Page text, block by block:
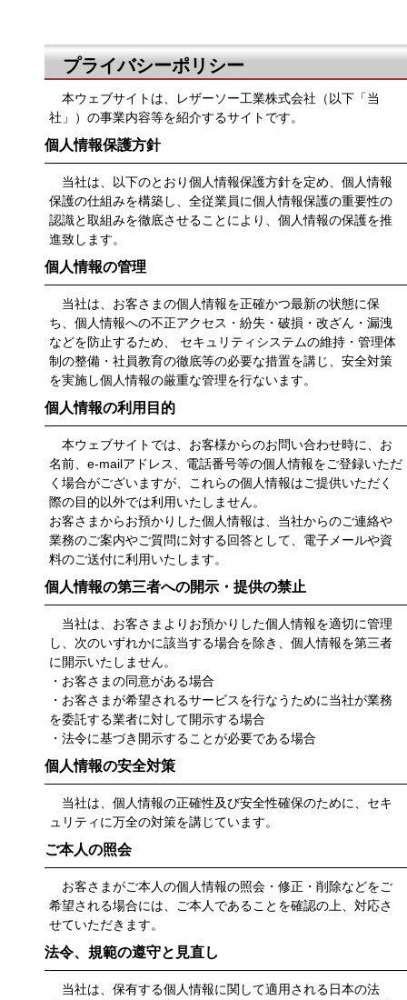
プライバシーポリシー
本ウェブサイトは、レザーソー工業株式会社（以下「当
社」）の事業内容等を紹介するサイトです。
個人情報保護方針
当社は、以下のとおり個人情報保護方針を定め、個人情報
保護の仕組みを構築し、全従業員に個人情報保護の重要性の
認識と取組みを徹底させることにより、個人情報の保護を推
進致します。
個人情報の管理
当社は、お客さまの個人情報を正確かつ最新の状態に保
ち、個人情報への不正アクセス・紛失・破損・改ざん・漏洩
などを防止するため、 セキュリティシステムの維持・管理体
制の整備・社員教育の徹底等の必要な措置を講じ、安全対策
を実施し個人情報の厳重な管理を行ないます。
個人情報の利用目的
本ウェブサイトでは、お客様からのお問い合わせ時に、お
名前、e-mailアドレス、電話番号等の個人情報をご登録いただ
く場合がございますが、これらの個人情報はご提供いただく
際の目的以外では利用いたしません。
お客さまからお預かりした個人情報は、当社からのご連絡や
業務のご案内やご質問に対する回答として、電子メールや資
料のご送付に利用いたします。
個人情報の第三者への開示・提供の禁止
当社は、お客さまよりお預かりした個人情報を適切に管理
し、次のいずれかに該当する場合を除き、個人情報を第三者
に開示いたしません。
・お客さまの同意がある場合
・お客さまが希望されるサービスを行なうために当社が業務
を委託する業者に対して開示する場合
・法令に基づき開示することが必要である場合
個人情報の安全対策
当社は、個人情報の正確性及び安全性確保のために、セキ
ュリティに万全の対策を講じています。
ご本人の照会
お客さまがご本人の個人情報の照会・修正・削除などをご
希望される場合には、ご本人であることを確認の上、対応さ
せていただきます。
法令、規範の遵守と見直し
当社は、保有する個人情報に関して適用される日本の法